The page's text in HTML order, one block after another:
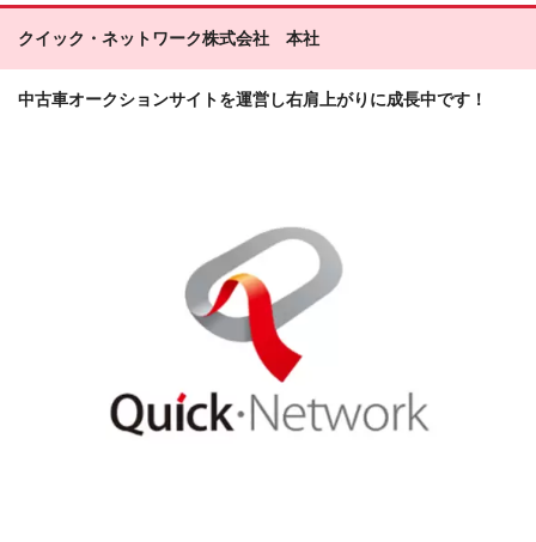
クイック・ネットワーク株式会社 本社
中古車オークションサイトを運営し右肩上がりに成長中です！